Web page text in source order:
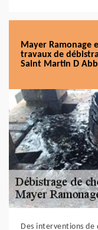
Mayer Ramonage
travaux de
Saint Martin D
Des interventions de